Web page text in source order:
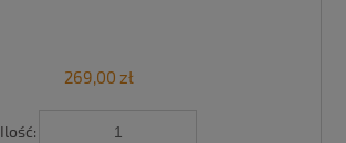
269,00 zł
Ilość: